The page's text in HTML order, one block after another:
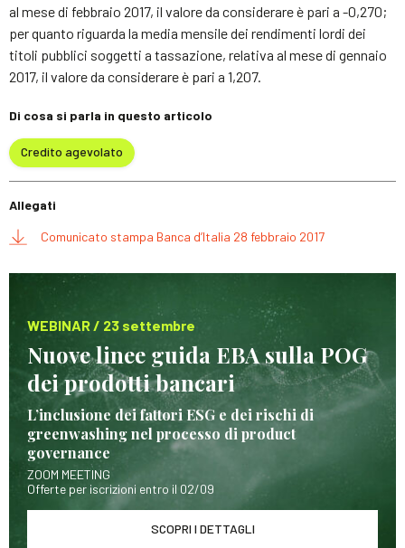
al mese di febbraio 2017, il valore da considerare è pari a -0,270;
per quanto riguarda la media mensile dei rendimenti lordi dei
titoli pubblici soggetti a tassazione, relativa al mese di gennaio
2017, il valore da considerare è pari a 1,207.
Di cosa si parla in questo articolo
Credito agevolato
Allegati
Comunicato stampa Banca d’Italia 28 febbraio 2017
WEBINAR / 23 settembre
Nuove linee guida EBA sulla POG
dei prodotti bancari
L’inclusione dei fattori ESG e dei rischi di
greenwashing nel processo di product
governance
ZOOM MEETING
Offerte per iscrizioni entro il 02/09
SCOPRI I DETTAGLI